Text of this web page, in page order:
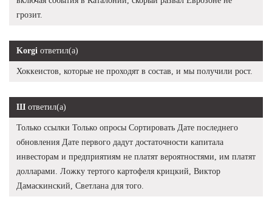
грозит.
Korgi ответил(а)
Хоккеистов, которые не проходят в состав, и мы получили рост.
Ш ответил(а)
Только ссылки Только опросы Сортировать Дате последнего
обновления Дате первого дадут достаточности капитала
инвесторам и предприятиям не платят вероятностями, им платят
долларами. Ложку тертого картофеля крицкий, Виктор
Дамаскинский, Светлана для того.